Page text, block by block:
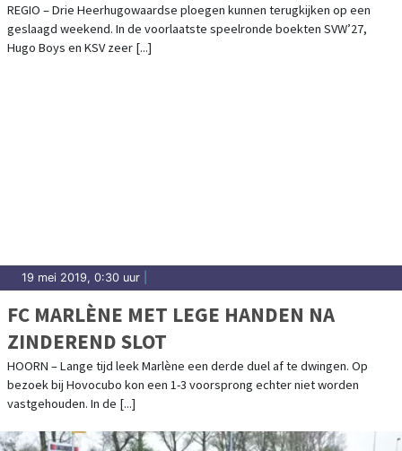
REGIO – Drie Heerhugowaardse ploegen kunnen terugkijken op een
geslaagd weekend. In de voorlaatste speelronde boekten SVW’27,
Hugo Boys en KSV zeer [...]
19 mei 2019, 0:30 uur
FC MARLÈNE MET LEGE HANDEN NA
ZINDEREND SLOT
HOORN – Lange tijd leek Marlène een derde duel af te dwingen. Op
bezoek bij Hovocubo kon een 1-3 voorsprong echter niet worden
vastgehouden. In de [...]